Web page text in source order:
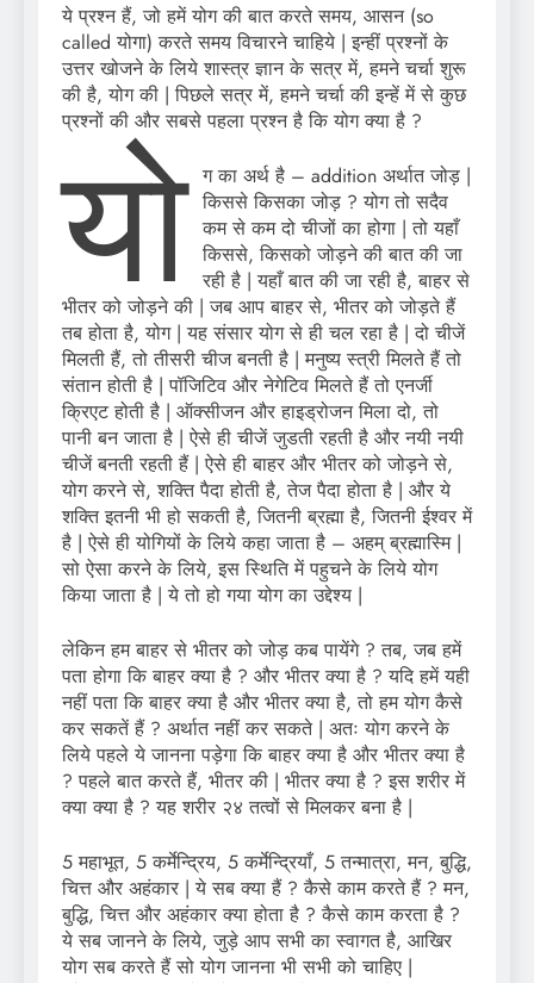
ये प्रश्न हैं, जो हमें योग की बात करते समय, आसन (so
called योगा) करते समय विचारने चाहिये | इन्हीं प्रश्नों के
उत्तर खोजने के लिये शास्त्र ज्ञान के सत्र में, हमने चर्चा शुरू
की है, योग की | पिछले सत्र में, हमने चर्चा की इन्हें में से कुछ
प्रश्नों की और सबसे पहला प्रश्न है कि योग क्या है ?
यो ग का अर्थ है – addition अर्थात जोड़ |
किससे किसका जोड़ ? योग तो सदैव
कम से कम दो चीजों का होगा | तो यहाँ
किससे, किसको जोड़ने की बात की जा
रही है | यहाँ बात की जा रही है, बाहर से
भीतर को जोड़ने की | जब आप बाहर से, भीतर को जोड़ते हैं
तब होता है, योग | यह संसार योग से ही चल रहा है | दो चीजें
मिलती हैं, तो तीसरी चीज बनती है | मनुष्य स्त्री मिलते हैं तो
संतान होती है | पॉजिटिव और नेगेटिव मिलते हैं तो एनर्जी
क्रिएट होती है | ऑक्सीजन और हाइड्रोजन मिला दो, तो
पानी बन जाता है | ऐसे ही चीजें जुडती रहती है और नयी नयी
चीजें बनती रहती हैं | ऐसे ही बाहर और भीतर को जोड़ने से,
योग करने से, शक्ति पैदा होती है, तेज पैदा होता है | और ये
शक्ति इतनी भी हो सकती है, जितनी ब्रह्मा है, जितनी ईश्वर में
है | ऐसे ही योगियों के लिये कहा जाता है – अहम् ब्रह्मास्मि |
सो ऐसा करने के लिये, इस स्थिति में पहुचने के लिये योग
किया जाता है | ये तो हो गया योग का उद्देश्य |
लेकिन हम बाहर से भीतर को जोड़ कब पायेंगे ? तब, जब हमें
पता होगा कि बाहर क्या है ? और भीतर क्या है ? यदि हमें यही
नहीं पता कि बाहर क्या है और भीतर क्या है, तो हम योग कैसे
कर सकतें हैं ? अर्थात नहीं कर सकते | अतः योग करने के
लिये पहले ये जानना पड़ेगा कि बाहर क्या है और भीतर क्या है
? पहले बात करते हैं, भीतर की | भीतर क्या है ? इस शरीर में
क्या क्या है ? यह शरीर २४ तत्वों से मिलकर बना है |
5 महाभूत, 5 कर्मेन्द्रिय, 5 कर्मेन्द्रियाँ, 5 तन्मात्रा, मन, बुद्धि,
चित्त और अहंकार | ये सब क्या हैं ? कैसे काम करते हैं ? मन,
बुद्धि, चित्त और अहंकार क्या होता है ? कैसे काम करता है ?
ये सब जानने के लिये, जुड़े आप सभी का स्वागत है, आखिर
योग सब करते हैं सो योग जानना भी सभी को चाहिए |